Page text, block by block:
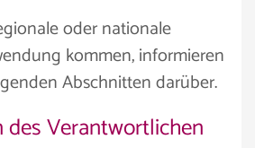
oder nationale
kommen, informieren
Abschnitten darüber.
Verantwortlichen